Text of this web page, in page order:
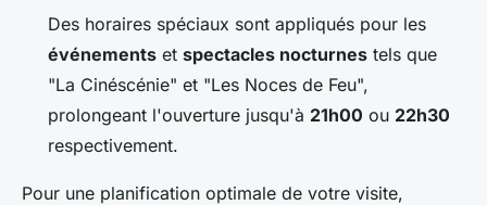
Des horaires spéciaux sont appliqués pour les
événements et spectacles nocturnes tels que
"La Cinéscénie" et "Les Noces de Feu",
prolongeant l'ouverture jusqu'à 21h00 ou 22h30
respectivement.
Pour une planification optimale de votre visite,